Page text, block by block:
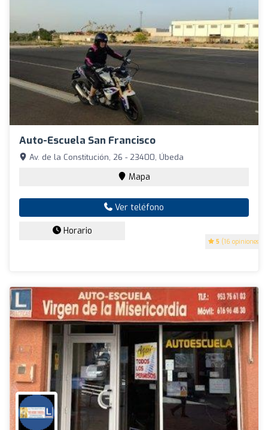
Auto-Escuela San Francisco
5 (16 opiniones)
Av. de la Constitución, 26 - 23400, Úbeda
Mapa
Ver teléfono
Horario